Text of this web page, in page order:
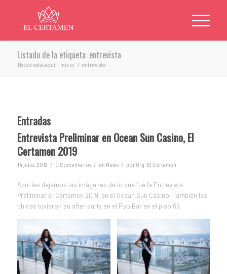
Listado de la etiqueta: entrevista
Usted está aquí: Inicio / entrevista
Entradas
Entrevista Preliminar en Ocean Sun Casino, El
Certamen 2019
14 julio, 2019 / 0 Comentarios / en News / por Org. El Certamen
Aquí les dejamos las imágenes de lo que fue la Entrevista
Preliminar El Certamen 2019, en el Ocean Sun Casino. También las
chicas tuvieron su after party en el PoolBar en el piso 66.